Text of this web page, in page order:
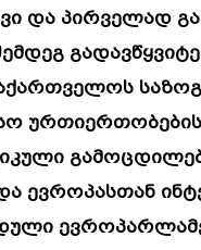
და პირველად
ევროპასთან